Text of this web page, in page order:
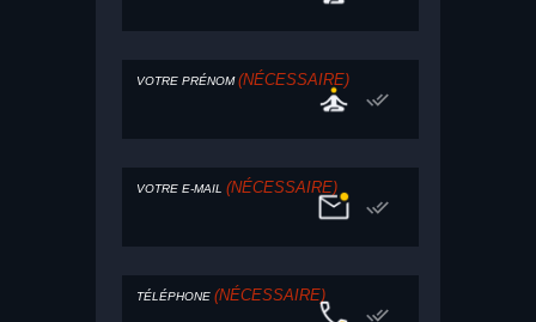
VOTRE PRÉNOM (NÉCESSAIRE)
VOTRE E-MAIL (NÉCESSAIRE)
TÉLÉPHONE (NÉCESSAIRE)